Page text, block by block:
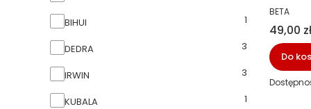
BIHUI 1
DEDRA 3
IRWIN 3
KUBALA 1
PRODUCENT
BETA
Cena
49,00 zł
Do